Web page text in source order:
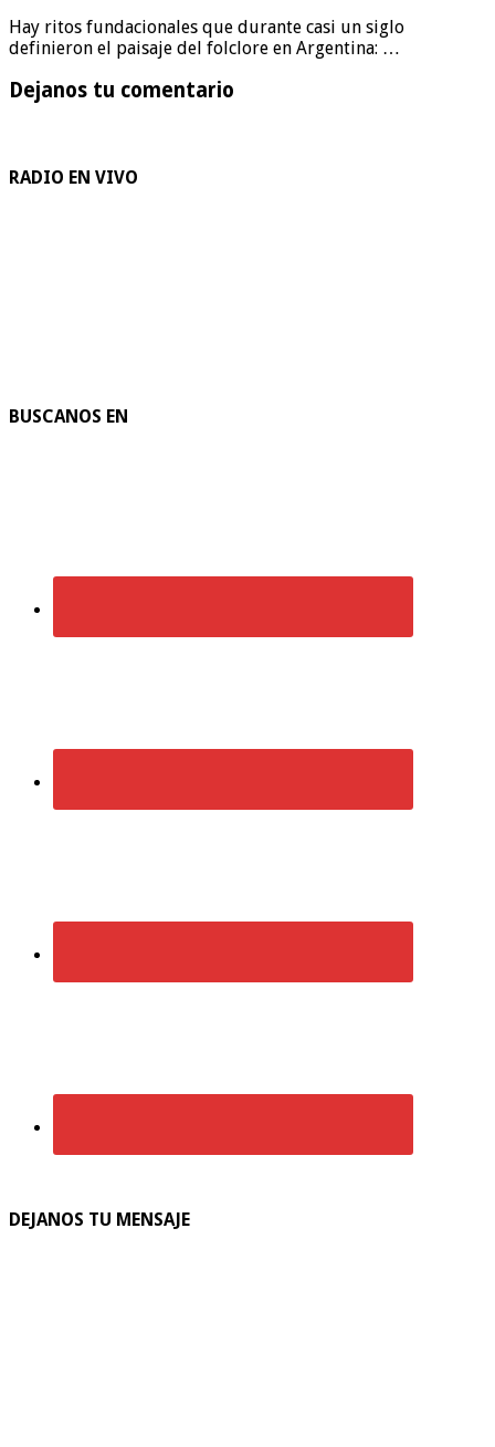
Hay ritos fundacionales que durante casi un siglo
definieron el paisaje del folclore en Argentina: …
Dejanos tu comentario
RADIO EN VIVO
BUSCANOS EN
DEJANOS TU MENSAJE